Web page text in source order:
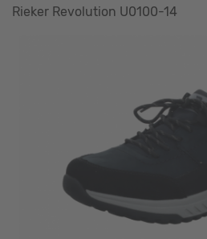
Rieker Revolution U0100-14